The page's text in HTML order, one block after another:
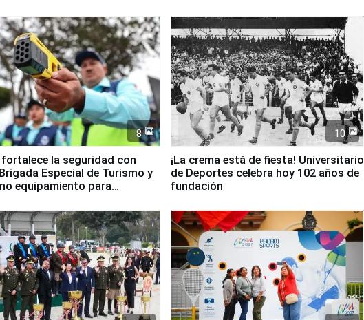
8
fortalece la seguridad con
Especial de Turismo y
equipamiento para
10
¡La crema está de fiesta! Universitario
de Deportes celebra hoy 102 años de
fundación